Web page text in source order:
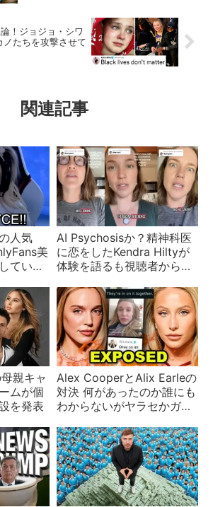
！ジョジョ・シワ
ノたちを攻撃させて
関連記事
人気
美
ていた
AI Psychosisか？精神科医
に恋をしたKendra Hiltyが
体験を語るも視聴者から批
親キャ
ムが個
を発表
Alex CooperとAlix Earleの
対決 何があったのか誰にも
わからないがヤラセかガチ